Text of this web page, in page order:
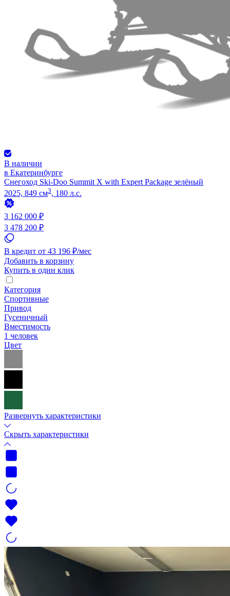
В наличии
в Екатеринбурге
Снегоход Ski-Doo Summit X with Expert Package зелёный
2025, 849 см3, 180 л.с.
3 162 000 ₽
3 478 200 ₽
В кредит от 43 196 ₽/мес
Добавить в корзину
Купить в один клик
Категория
Спортивные
Привод
Гусеничный
Вместимость
1 человек
Цвет
Развернуть характеристики
Скрыть характеристики